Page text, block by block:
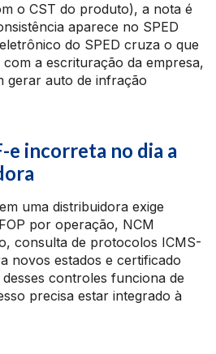
o CST do produto), a nota é
aparece no SPED
do SPED cruza o que
a escrituração da empresa,
gerar auto de infração
e incorreta no dia a
uma distribuidora exige
por operação, NCM
consulta de protocolos ICMS-
novos estados e certificado
controles funciona de
precisa estar integrado à